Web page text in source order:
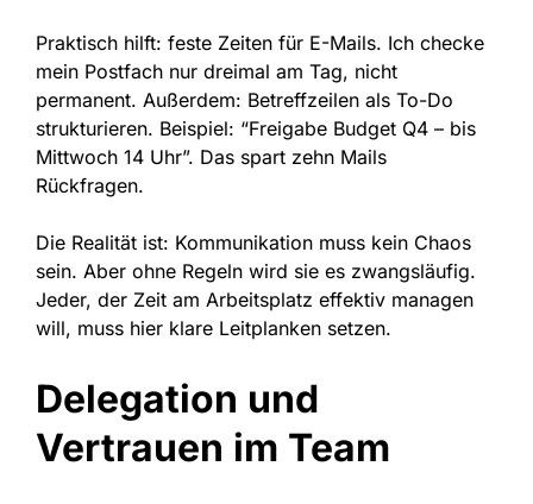
Praktisch hilft: feste Zeiten für E-Mails. Ich checke
mein Postfach nur dreimal am Tag, nicht
permanent. Außerdem: Betreffzeilen als To-Do
strukturieren. Beispiel: “Freigabe Budget Q4 – bis
Mittwoch 14 Uhr”. Das spart zehn Mails
Rückfragen.
Die Realität ist: Kommunikation muss kein Chaos
sein. Aber ohne Regeln wird sie es zwangsläufig.
Jeder, der Zeit am Arbeitsplatz effektiv managen
will, muss hier klare Leitplanken setzen.
Delegation und
Vertrauen im Team